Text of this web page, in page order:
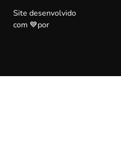
Site desenvolvido
com 💙por